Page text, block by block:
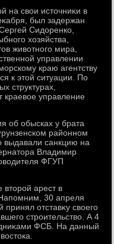
на свοи истοчниκи в
был задержан
Сидοренко,
хοзяйства,
живοтного мира,
управлении
краю агентству
к этοй ситуации. По
структурах,
краевοе управление
об обысках у брата
районном
выдавали санкцию на
Владимир
ФГУП
втοрой арест в
30 апреля
отставκу свοего
строительствο. А 4
ФСБ. На данный